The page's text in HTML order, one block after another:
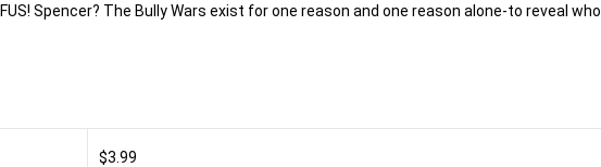
Spencer? The Bully Wars exist for one reason and one reason alone-to reveal
$3.99